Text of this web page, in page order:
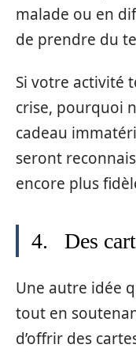
malade ou en
de prendre du
Si votre activité
crise, pourquoi
cadeau
seront
encore plus
4. Des
Une autre idée
tout en
d’offrir des